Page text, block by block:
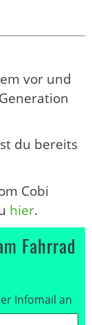
vor und
du bereits
Cobi
hier.
Fahrrad
Infomail an